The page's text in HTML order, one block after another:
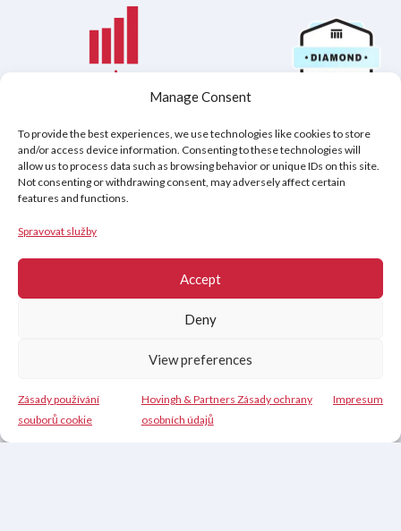
Manage Consent
To provide the best experiences, we use technologies like cookies to store
and/or access device information. Consenting to these technologies will
allow us to process data such as browsing behavior or unique IDs on this site.
Not consenting or withdrawing consent, may adversely affect certain
features and functions.
Spravovat služby
Accept
Deny
View preferences
Zásady používání
souborů cookie
Hovingh & Partners Zásady ochrany
osobních údajů
Impresum
Hovingh & Partners Zásady ochrany osobních údajů
Právní prohlášení o vyloučení odpovědnosti
Zásady používání souborů cookie (EU)
Kontakt